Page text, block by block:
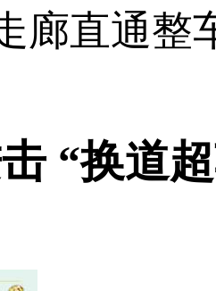
廊直通整
“换道